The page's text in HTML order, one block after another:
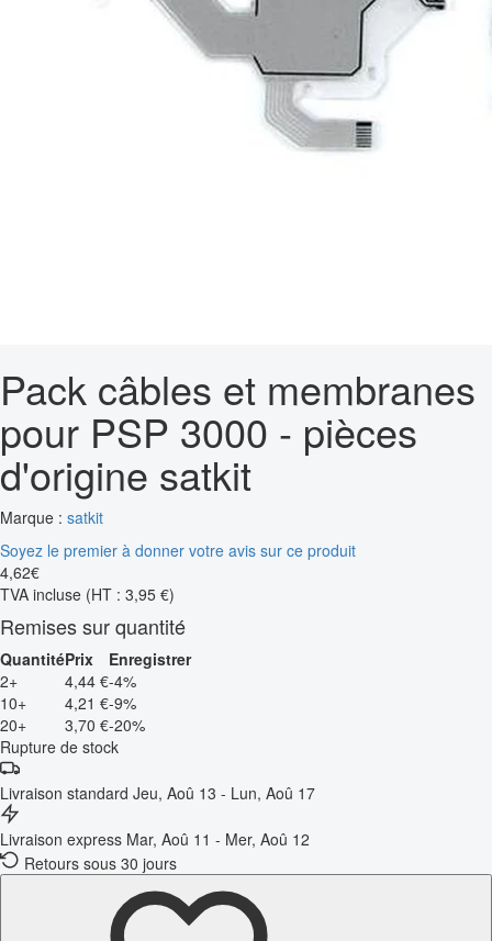
Pack câbles et membranes
pour PSP 3000 - pièces
d'origine satkit
Marque : satkit
Soyez le premier à donner votre avis sur ce produit
4,62€
TVA incluse (HT : 3,95 €)
Remises sur quantité
QuantitéPrix
Enregistrer
2+
4,44 €-4%
10+
4,21 €-9%
20+
3,70 €-20%
Rupture de stock
Livraison standard Jeu, Aoû 13 - Lun, Aoû 17
Livraison express Mar, Aoû 11 - Mer, Aoû 12
Retours sous 30 jours